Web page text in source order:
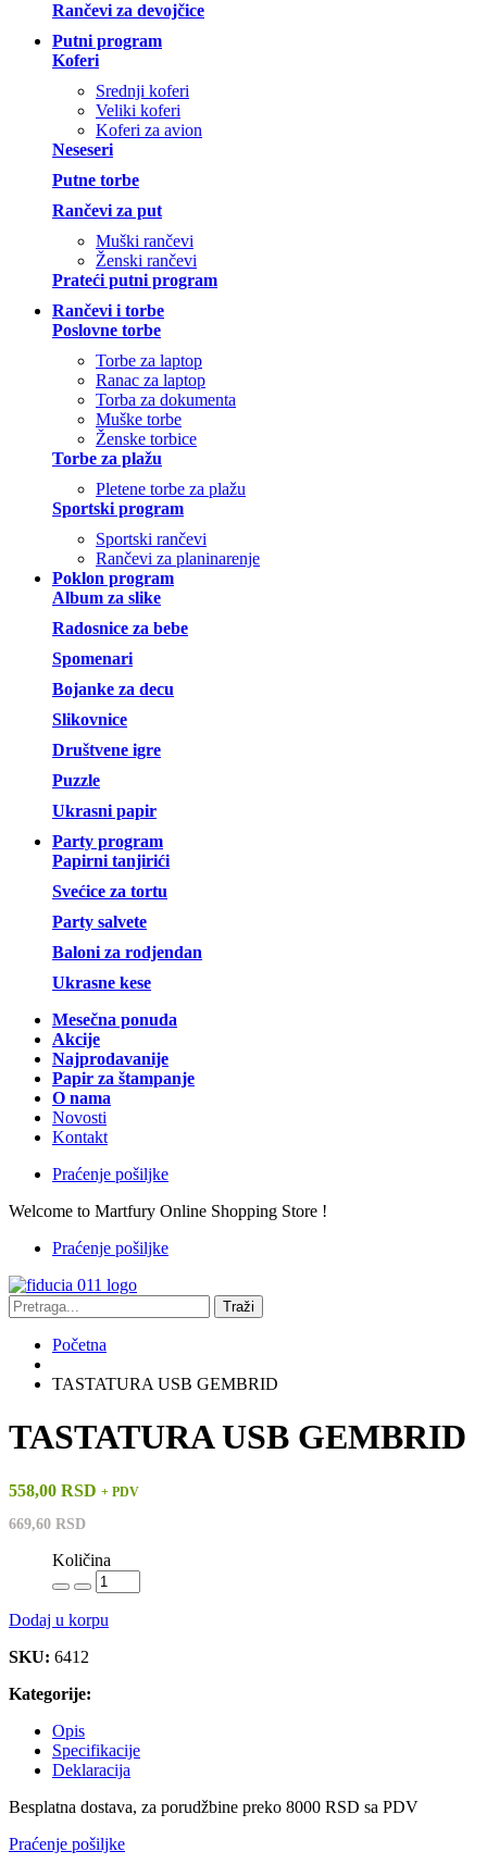
Rančevi za devojčice
Putni program
Koferi
Srednji koferi
Veliki koferi
Koferi za avion
Neseseri
Putne torbe
Rančevi za put
Muški rančevi
Ženski rančevi
Prateći putni program
Rančevi i torbe
Poslovne torbe
Torbe za laptop
Ranac za laptop
Torba za dokumenta
Muške torbe
Ženske torbice
Torbe za plažu
Pletene torbe za plažu
Sportski program
Sportski rančevi
Rančevi za planinarenje
Poklon program
Album za slike
Radosnice za bebe
Spomenari
Bojanke za decu
Slikovnice
Društvene igre
Puzzle
Ukrasni papir
Party program
Papirni tanjirići
Svećice za tortu
Party salvete
Baloni za rodjendan
Ukrasne kese
Mesečna ponuda
Akcije
Najprodavanije
Papir za štampanje
O nama
Novosti
Kontakt
Praćenje pošiljke
Welcome to Martfury Online Shopping Store !
Praćenje pošiljke
Traži
Početna
TASTATURA USB GEMBRID
TASTATURA USB GEMBRID
558,00 RSD + PDV
669,60 RSD
Količina
Dodaj u korpu
SKU: 6412
Kategorije:
Opis
Specifikacije
Deklaracija
Besplatna dostava, za porudžbine preko 8000 RSD sa PDV
Praćenje pošiljke